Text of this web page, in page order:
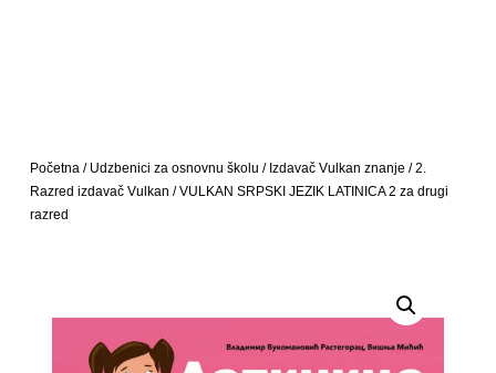
Početna/ Udzbenici za osnovnu školu / Izdavač Vulkan znanje /2.
Razred izdavač Vulkan / VULKAN SRPSKI JEZIK LATINICA 2 za drugi
razred